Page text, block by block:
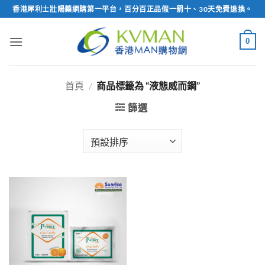
Skip
to
content
香港犀利士壯陽藥網購第一平台，百分百正品假一罰十、30天免費退換。
0
首頁 / 商品標籤為 “液態威而鋼”
篩選